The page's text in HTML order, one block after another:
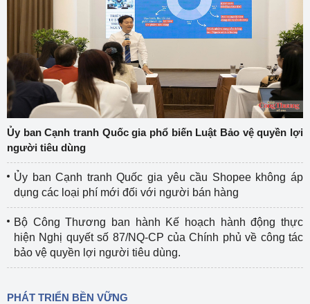
Ủy ban Cạnh tranh Quốc gia phổ biến Luật Bảo vệ quyền lợi
người tiêu dùng
Ủy ban Cạnh tranh Quốc gia yêu cầu Shopee không áp
dụng các loại phí mới đối với người bán hàng
Bộ Công Thương ban hành Kế hoạch hành động thực
hiện Nghị quyết số 87/NQ-CP của Chính phủ về công tác
bảo vệ quyền lợi người tiêu dùng.
PHÁT TRIỂN BỀN VỮNG